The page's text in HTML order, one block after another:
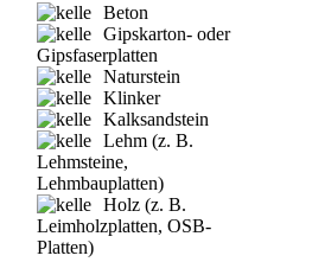
Beton
Gipskarton- oder
Gipsfaserplatten
Naturstein
Klinker
Kalksandstein
Lehm (z. B.
Lehmsteine,
Lehmbauplatten)
Holz (z. B.
Leimholzplatten, OSB-
Platten)